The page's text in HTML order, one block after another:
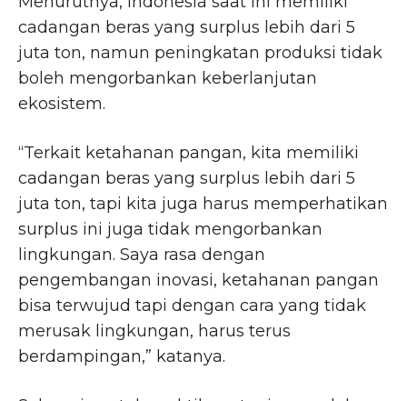
cadangan beras yang surplus lebih dari 5
juta ton, namun peningkatan produksi tidak
boleh mengorbankan keberlanjutan
ekosistem.
“Terkait ketahanan pangan, kita memiliki
cadangan beras yang surplus lebih dari 5
juta ton, tapi kita juga harus memperhatikan
surplus ini juga tidak mengorbankan
lingkungan. Saya rasa dengan
pengembangan inovasi, ketahanan pangan
bisa terwujud tapi dengan cara yang tidak
merusak lingkungan, harus terus
berdampingan,” katanya.